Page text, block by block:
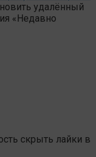
удалённый
«Недавно
скрыть лайки в